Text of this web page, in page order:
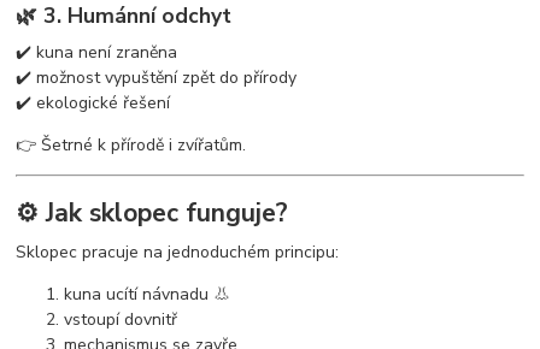
🌿 3. Humánní odchyt
✔️ kuna není zraněna
✔️ možnost vypuštění zpět do přírody
✔️ ekologické řešení
👉 Šetrné k přírodě i zvířatům.
⚙️ Jak sklopec funguje?
Sklopec pracuje na jednoduchém principu:
kuna ucítí návnadu 👃
vstoupí dovnitř